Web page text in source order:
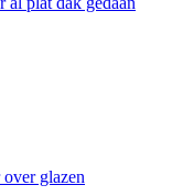
glazen